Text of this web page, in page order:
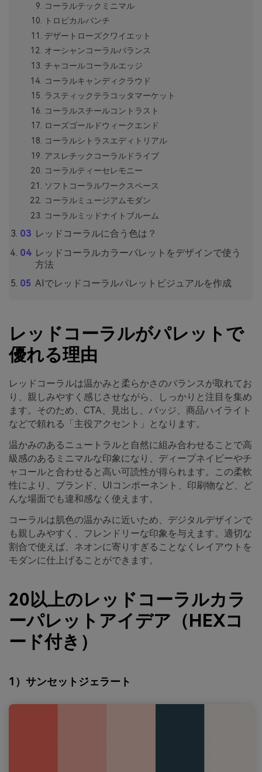
コーラルテックミニマル
トロピカルパンチ
デザートローズクワイエット
オーシャンコーラルバランス
チャコールコーラルエッジ
コーラルキャンディクラウド
ラスティックテラコッタマーケット
コーラルスチールコントラスト
ローズゴールドウィークエンド
コーラルシトラスエディトリアル
アスレチックコーラルドライブ
コーラルティーセレモニー
ソフトコーラルワークスペース
コーラルミュージアムモダン
コーラルミッドナイトブルーム
レッドコーラルに合う色は？
レッドコーラルカラーパレットをデザインで使う
方法
AIでレッドコーラルパレットビジュアルを作成
レッドコーラルがパレットで
優れる理由
レッドコーラルは温かみと柔らかさのバランスが取れてお
り、親しみやすく感じさせながら、しっかりと注目を集め
ます。そのため、CTA、見出し、バッジ、商品ハイライト
などで頼れる「主役アクセント」となります。
温かみのあるニュートラルと自然に組み合わせることで高
級感のあるミニマルな印象になり、ディープネイビーやチ
ャコールと合わせると高い可読性が得られます。この柔軟
性により、ブランド、UIコンポーネント、印刷物など、ど
んな場面でも違和感なく使えます。
コーラルは肌色の温かみに近いため、デジタルデザインで
も親しみやすく、フレンドリーな印象を与えます。適切な
割合で使えば、ネオンに寄りすぎることなくレイアウトを
モダンに仕上げることができます。
20以上のレッドコーラルカラ
ーパレットアイデア（HEXコ
ード付き）
1）サンセットジェラート